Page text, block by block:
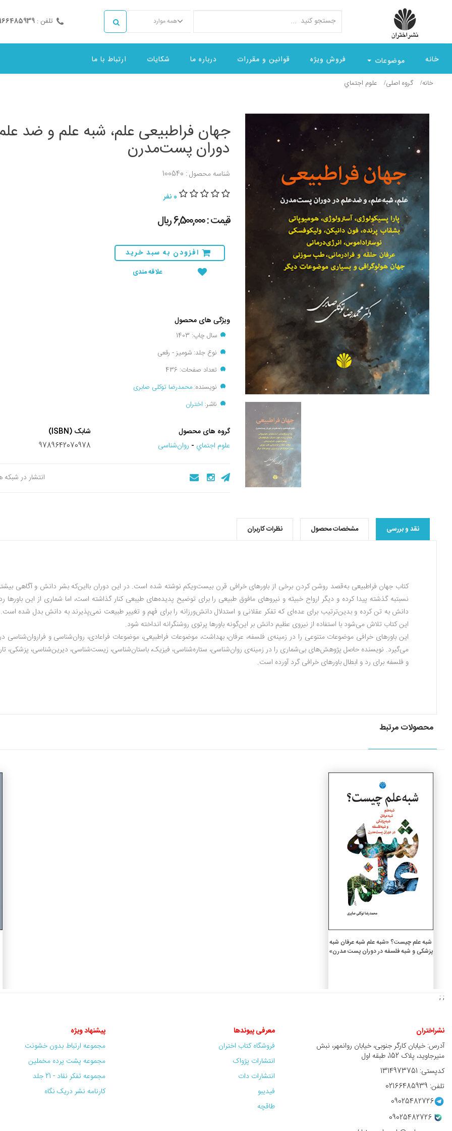
همه موارد تلفن :
خانه موضوعات فروش ویژه قوانین و مقررات درباره ما شکایات ارتباط با ما
خانه گروه اصلی علوم اجتماي
جهان فراطبیعی علم، شبه علم و ضد
دوران پست‌مدرن
شناسه محصول : 100540
0 نفر
قیمت : 6,500,000 ريال
افزودن به سبد خرید
علاقه مندی
ویژگی های محصول
سال چاپ: 1403
نوع جلد: شومیز - رقعی
تعداد صفحات: 436
نویسنده: محمدرضا توکلی صابری
ناشر: اختران
گروه های محصول
علوم اجتماي - روان‌شناسی
شابک (ISBN)
9789642070978
انتشار در
نقد و بررسی مشخصات محصول نظرات کاربران
کتاب جهان فراطبیعی به‌قصد روشن کردن برخی از باورهای خرافی قرن بیست‌ویکم نوشته شده است. در این دوران بااین‌که بشر دانش و آگاهی
نسبتبه گذشته پیدا کرده و دیگر ارواح خبیثه و نیروهای مافوق طبیعی را برای توضیح پدیده‌های طیبعی کنار گذاشته است، اما شماری از این باورها
دانش به تن کرده و بدین‌ترتیب برای عده‌ای که تفکر عقلانی و استدلال دانش‌ورزانه را برای فهم و تغییر طبیعت نمی‌پذیرند به دانش بدل شده
این کتاب تلاش می‌شود با استفاده از نیروی عظیم دانش بر این‌گونه باورها پرتوی روشنگرانه انداخته شود.
این باورهای خرافی موضوعات متنوعی را در زمینه‌ی فلسفه، عرفان، بهداشت، موضوعات فراطبیعی، موضوعات فراعادی، روان‌شناسی و فراروان‌شناسی
می‌گیرد. نویسنده حاصل پژوهش‌های بی‌شماری را در زمینه‌ی روان‌شناسی، ستاره‌شناسی، فیزیک، باستان‌شناسی، زیست‌شناسی، دیرین‌شناسی، پزشکی،
و فلسفه برای رد و ابطال باورهای خرافی گرد آورده است.
محصولات مرتبط
افزودن به سبد خرید
شبه علم چیست؟ «شبه علم شبه عرفان شبه
پزشکی و شبه فلسفه در دوران پست مدرن»
; ;
نشراختران
آدرس: خیابان کارگر جنوبی، خیابان روانمهر، نبش
منیرجاوید، پلاک 152، طبقه اول
کدپستی: 1314973751
تلفن: 02166485939
09025482726
09025482726
معرفی پیوندها
فروشگاه کتاب اختران
انتشارات پژواک
انتشارات دات
فیدیبو
طاقچه
پیشنهاد ویژه
مجموعه ارتباط بدون خشونت
مجموعه پشت پرده مخملین
مجموعه تفکر نقاد - 21 جلد
کارنامه نشر دریک نگاه